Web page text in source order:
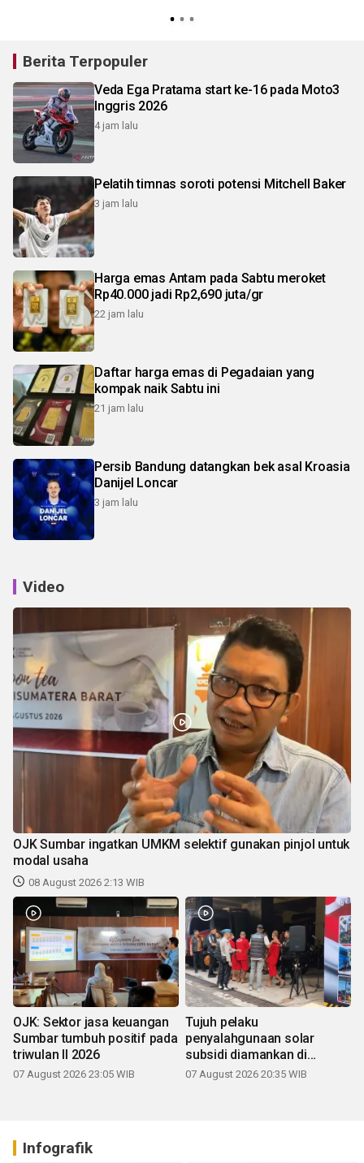
Berita Terpopuler
Veda Ega Pratama start ke-16 pada Moto3
Inggris 2026
4 jam lalu
Pelatih timnas soroti potensi Mitchell Baker
3 jam lalu
Harga emas Antam pada Sabtu meroket
Rp40.000 jadi Rp2,690 juta/gr
22 jam lalu
Daftar harga emas di Pegadaian yang
kompak naik Sabtu ini
21 jam lalu
Persib Bandung datangkan bek asal Kroasia
Danijel Loncar
3 jam lalu
Video
OJK Sumbar ingatkan UMKM selektif gunakan pinjol untuk
modal usaha
08 August 2026 2:13 WIB
OJK: Sektor jasa keuangan
Sumbar tumbuh positif pada
triwulan II 2026
07 August 2026 23:05 WIB
Tujuh pelaku
penyalahgunaan solar
subsidi diamankan di
Sumbar
07 August 2026 20:35 WIB
Infografik